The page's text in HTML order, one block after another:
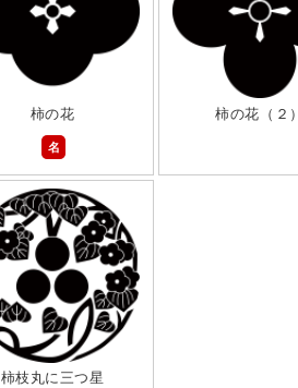
柿の花
名
柿の花（２）
柿枝丸に三つ星